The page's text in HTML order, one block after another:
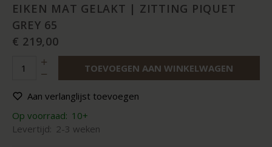
EIKEN MAT GELAKT | ZITTING PIQUET
GREY 65
€ 219,00
TOEVOEGEN AAN WINKELWAGEN
Aan verlanglijst toevoegen
Op voorraad: 10+
Levertijd: 2-3 weken